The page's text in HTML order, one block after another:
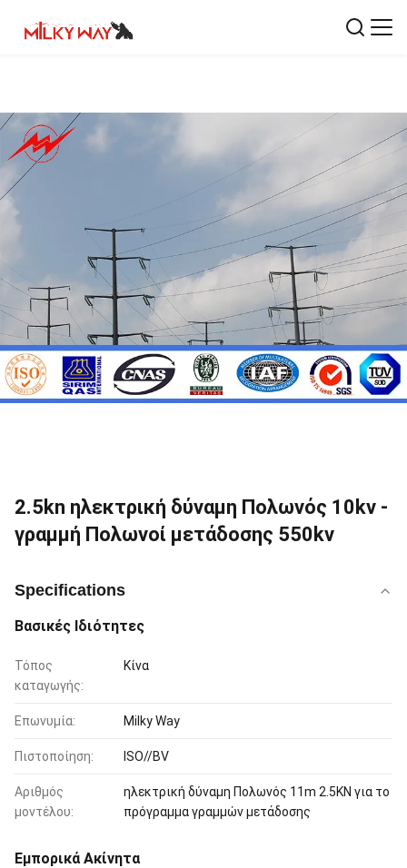
2.5kn ηλεκτρική δύναμη Πολωνός 10kv -
γραμμή Πολωνοί μετάδοσης 550kv
Specifications
Βασικές Ιδιότητες
Τόπος
καταγωγής:
Κίνα
Επωνυμία: Milky Way
Πιστοποίηση: ISO//BV
Αριθμός
μοντέλου:
ηλεκτρική δύναμη Πολωνός 11m 2.5KN για το
πρόγραμμα γραμμών μετάδοσης
Εμπορικά Ακίνητα